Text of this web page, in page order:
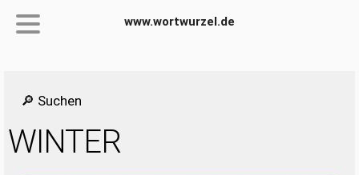
www.wortwurzel.de
🔎 Suchen
WINTER